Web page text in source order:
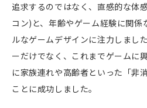
追求するのではなく、直感的な体
コン) と、年齢やゲーム経験に関
ルなゲームデザインに注力しまし
ーだけでなく、これまでゲームに
に家族連れや高齢者といった「非
ことに成功しました。